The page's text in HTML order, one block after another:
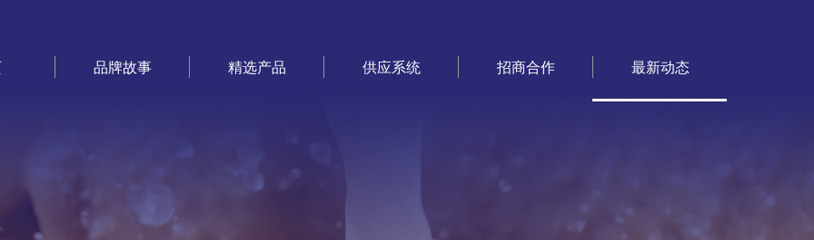
品牌故事 精选产品 供应系统 招商合作 最新动态